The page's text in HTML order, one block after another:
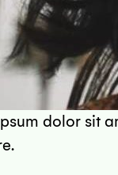
dolor sit